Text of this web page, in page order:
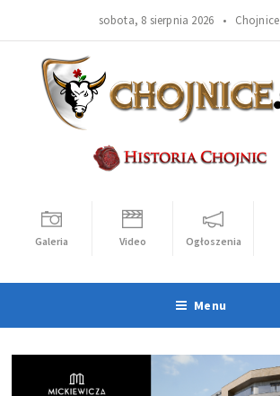
sobota, 8 sierpnia 2026 • Chojnice
Galeria Video Ogłoszenia
Menu